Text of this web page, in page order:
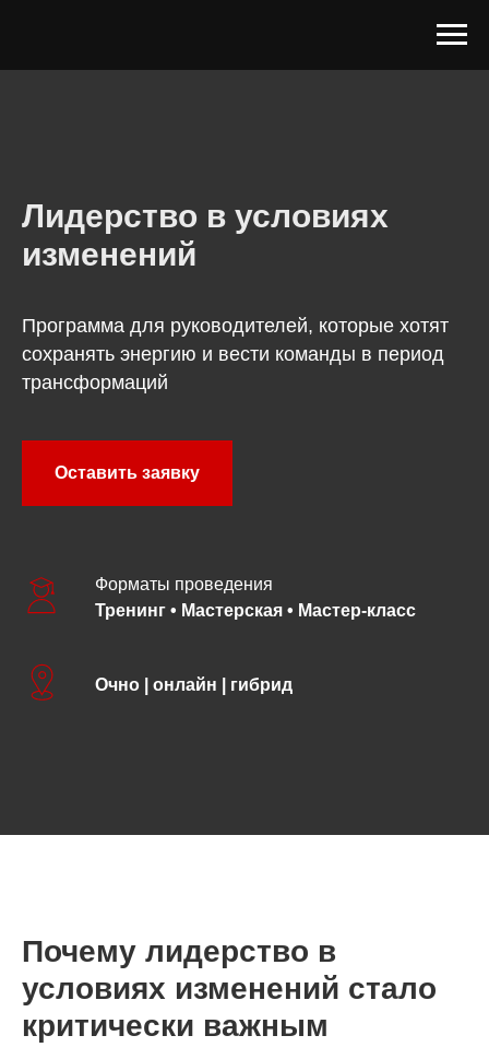
Лидерство в условиях
изменений
Программа для руководителей, которые хотят
сохранять энергию и вести команды в период
трансформаций
Оставить заявку
Форматы проведения
Тренинг • Мастерская • Мастер-класс
Очно | онлайн | гибрид
Почему лидерство в
условиях изменений стало
критически важным